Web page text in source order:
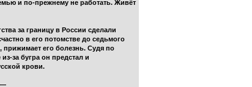
и по-прежнему не работать. Живёт
за границу в России сделали
в его потомстве до седьмого
прижимает его болезнь. Судя по
за бугра он предстал и
крови.
—